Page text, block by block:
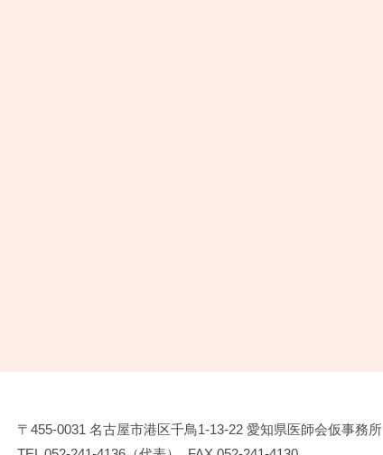
〒455-0031 名古屋市港区千鳥1-13-22 愛知県医師会仮事務所